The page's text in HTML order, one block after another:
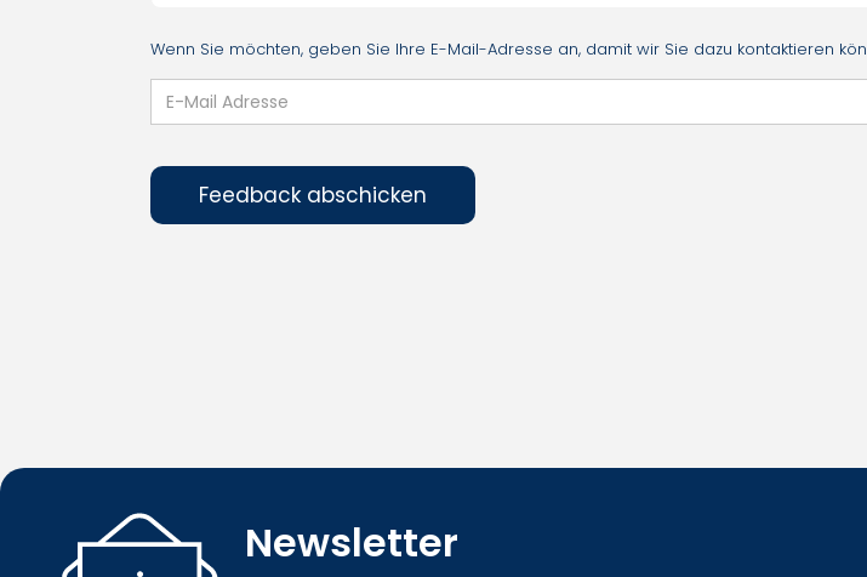
Wenn Sie möchten, geben Sie Ihre E-Mail-Adresse an, damit wir Sie dazu kontaktieren
Newsletter